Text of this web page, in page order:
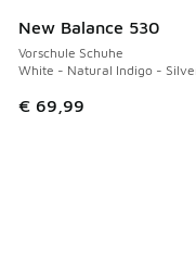
New Balance 530
Vorschule Schuhe
White - Natural Indigo -
€ 69,99